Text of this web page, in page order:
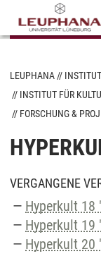
LEUPHANA
INSTITUT FÜR
FORSCHUNG &
VERGANGENE
Hyperkult 18
Hyperkult 19
Hyperkult